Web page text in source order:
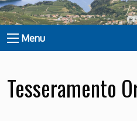
Menu
Tesseramento